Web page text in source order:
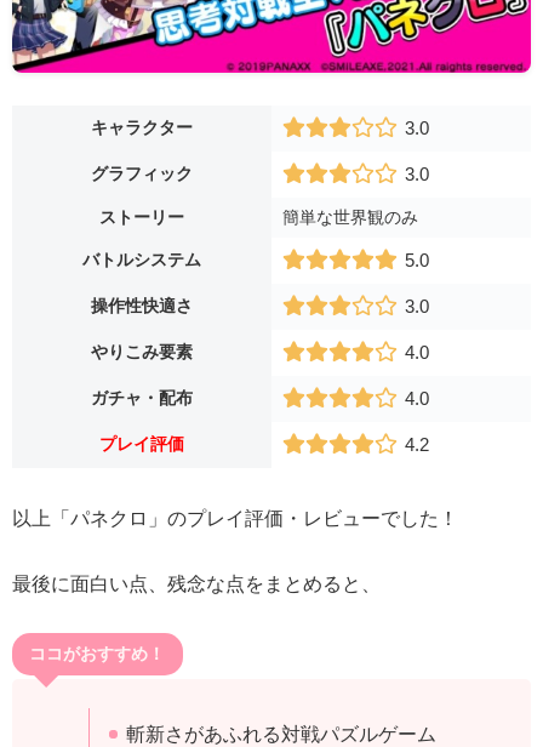
キャラクター 3.0
グラフィック 3.0
ストーリー 簡単な世界観のみ
バトルシステム 5.0
操作性快適さ 3.0
やりこみ要素 4.0
ガチャ・配布 4.0
プレイ評価 4.2
以上「パネクロ」のプレイ評価・レビューでした！
最後に面白い点、残念な点をまとめると、
ココがおすすめ！
斬新さがあふれる対戦パズルゲーム